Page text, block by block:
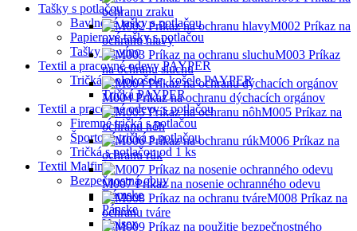
Tašky s potlačou
Bavlnené tašky s potlačou
Papierové tašky s potlačou
Tašky na víno
Textil a pracovné odevy PAYPER
Tričká, polokošele, košele PAYPER
Tričká PAYPER
Textil a pracovné odevy s potlačou
Firemné tričká s potlačou
Športové tričká s potlačou
Tričká s potlačou od 1 ks
Textil Malfini
Bezpečnostná obuv
Dámske
Pánske
Unisex
ochranu zraku
M002 Príkaz na
ochranu hlavy
M003 Príkaz
na ochranu sluchu
M004 Príkaz na ochranu dýchacích orgánov
M005 Príkaz na
ochranu nôh
M006 Príkaz na
ochranu rúk
M007 Príkaz na nosenie ochranného odevu
M008 Príkaz na
ochranu tváre